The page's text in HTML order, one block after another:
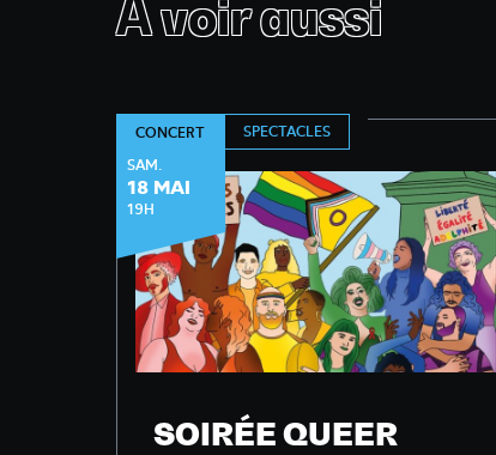
À voir aussi
CONCERT
SAM.
18 MAI
19H
SPECTACLES
SOIRÉE QUEER